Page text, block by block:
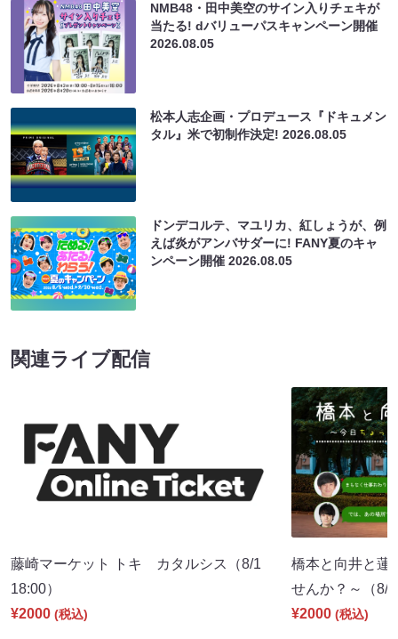
NMB48・田中美空のサイン入りチェキが
当たる! dバリューパスキャンペーン開催
2026.08.05
松本人志企画・プロデュース『ドキュメン
タル』米で初制作決定!2026.08.05
ドンデコルテ、マユリカ、紅しょうが、例
えば炎がアンバサダーに! FANY夏のキャ
ンペーン開催2026.08.05
関連ライブ配信
藤崎マーケット トキ カタルシス（8/1
18:00）
¥2000 (税込)
橋本と向井と蓮
せんか？～（
¥2000 (税込)